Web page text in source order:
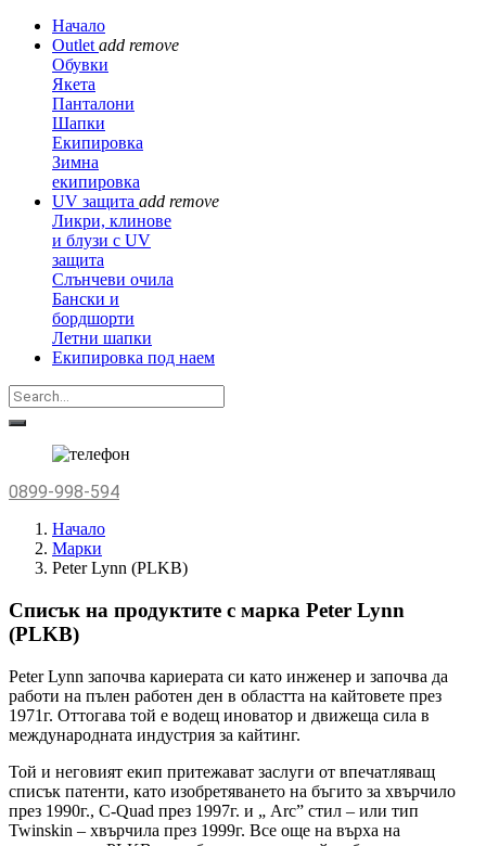
Начало
Outlet add remove
Обувки
Якета
Панталони
Шапки
Екипировка
Зимна
екипировка
UV защита add remove
Ликри, клинове
и блузи с UV
защита
Слънчеви очила
Бански и
бордшорти
Летни шапки
Екипировка под наем
0899-998-594
Начало
Марки
Peter Lynn (PLKB)
Списък на продуктите с марка Peter Lynn
(PLKB)
Peter Lynn започва кариерата си като инженер и започва да
работи на пълен работен ден в областта на кайтовете през
1971г. Оттогава той е водещ иноватор и движеща сила в
международната индустрия за кайтинг.
Той и неговият екип притежават заслуги от впечатляващ
списък патенти, като изобретяването на бъгито за хвърчило
през 1990г., C-Quad през 1997г. и „ Arc” стил – или тип
Twinskin – хвърчила през 1999г. Все още на върха на